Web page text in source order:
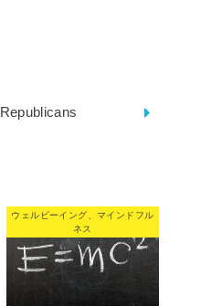
ウェルビーイング、マインドフル
ネス